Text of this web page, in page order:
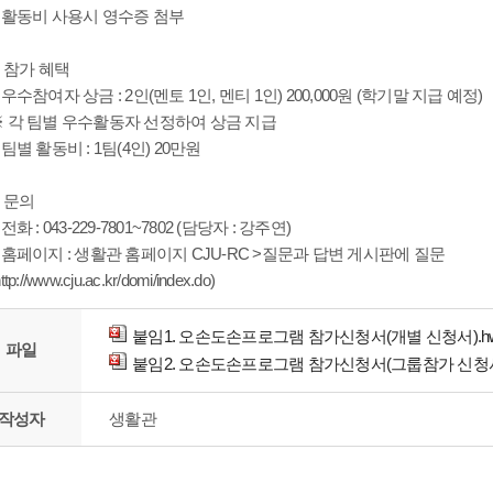
동비 사용시 영수증 첨부
참가 혜택
수참여자 상금 : 2인(멘토 1인, 멘티 1인) 200,000원 (학기말 지급 예정)
각 팀별 우수활동자 선정하여 상금 지급
별 활동비 : 1팀(4인) 20만원
문의
화 : 043-229-7801~7802 (담당자 : 강주연)
페이지 : 생활관 홈페이지 CJU-RC >질문과 답변 게시판에 질문
www.cju.ac.kr/domi/index.do)
파일
붙임1. 오손도손프로그램 참가신청서(개별 신청서
붙임2. 오손도손프로그램 참가신청서(그룹참가 신청
작성자 생활관